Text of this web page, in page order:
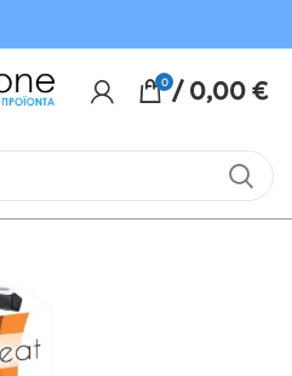
0 / 0,00€